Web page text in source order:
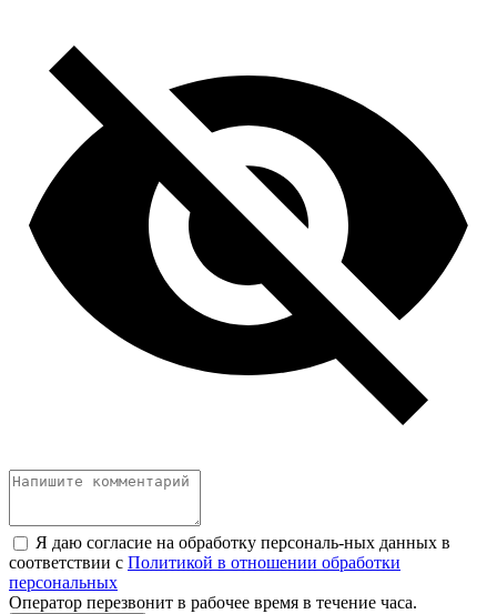
Я даю согласие на обработку персональ-ных данных в
соответствии с Политикой в отношении обработки
персональных
Оператор перезвонит в рабочее время в течение часа.